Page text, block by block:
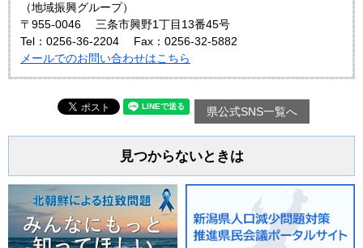
（地域振興グループ）
〒955-0046
三条市興野1丁目13番45号
Tel：0256-36-2204
Fax：0256-32-5882
メールでのお問い合わせはこちら
県公式SNS一覧へ
見つからないときは